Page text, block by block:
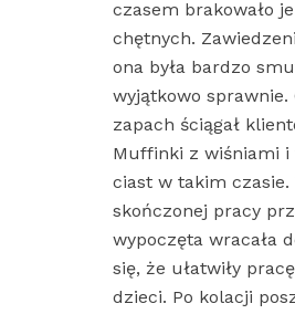
czasem brakowało
chętnych.
ona była bardzo
wyjątkowo sprawnie.
zapach ściągał
Muffinki z wiśniami i
ciast w takim czasie.
skończonej pracy
wypoczęta wracała
się, że ułatwiły
dzieci. Po kolacji